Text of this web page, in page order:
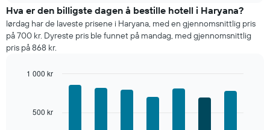
for
rom
per
måned
viser
Hva er den billigste dagen å bestille hotell i Haryana?
lørdag har de laveste prisene i Haryana, med en gjennomsnittlig pris
på 700 kr. Dyreste pris ble funnet på mandag, med gjennomsnittlig
pris på 868 kr.
500 kr
1 000 kr